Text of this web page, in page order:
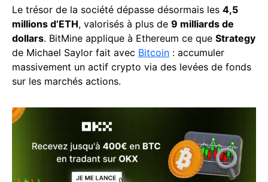
Le trésor de la société dépasse désormais les 4,5
millions d’ETH, valorisés à plus de 9 milliards de
dollars. BitMine applique à Ethereum ce que Strategy
de Michael Saylor fait avec Bitcoin : accumuler
massivement un actif crypto via des levées de fonds
sur les marchés actions.